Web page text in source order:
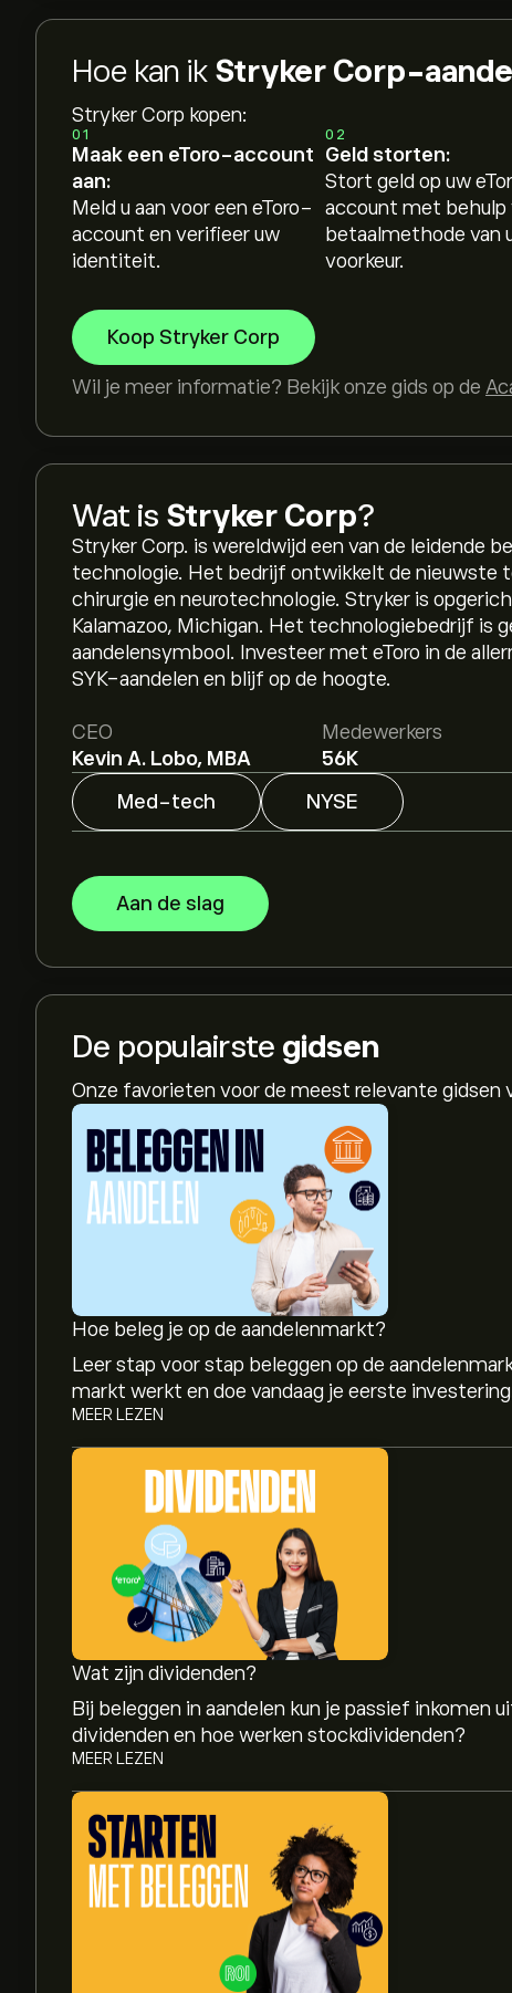
Hoe kan ik Stryker Corp-
Stryker Corp kopen:
01
Maak een eToro-account
aan:
Meld u aan voor een eToro-
account en verifieer uw
identiteit.
02
Geld storten:
Stort geld op uw
account met behulp
betaalmethode van
voorkeur.
Koop Stryker Corp
Wil je meer informatie? Bekijk onze gids op de
Wat is Stryker Corp?
Stryker Corp. is wereldwijd een van de leidende
technologie. Het bedrijf ontwikkelt de nieuwste
chirurgie en neurotechnologie. Stryker is
Kalamazoo, Michigan. Het technologiebedrijf is
aandelensymbool. Investeer met eToro in de
SYK-aandelen en blijf op de hoogte.
CEO
Kevin A. Lobo, MBA
Medewerkers
56K
Med-tech
NYSE
Aan de slag
De populairste gidsen
Onze favorieten voor de meest relevante gidsen
Hoe beleg je op de aandelenmarkt?
Leer stap voor stap beleggen op de
markt werkt en doe vandaag je eerste
MEER LEZEN
Wat zijn dividenden?
Bij beleggen in aandelen kun je passief inkomen
dividenden en hoe werken stockdividenden?
MEER LEZEN
De huidige koers van SYK is 337.03‎$‎.
Het gemiddelde koersdoel voor Stryker Corp is